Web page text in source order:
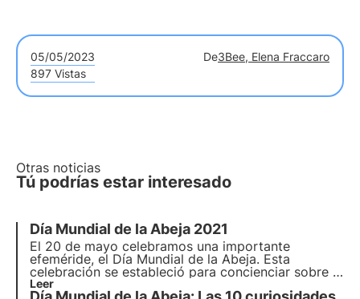
05/05/2023 De3Bee, Elena Fraccaro
897 Vistas
Otras noticias
Tú podrías estar interesado
Día Mundial de la Abeja 2021
El 20 de mayo celebramos una importante
efeméride, el Día Mundial de la Abeja. Esta
celebración se estableció para concienciar sobre la
importancia de los polinizadores para nuestro
Leer